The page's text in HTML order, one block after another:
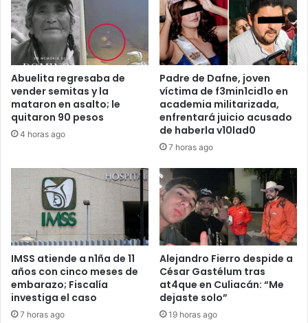
Abuelita regresaba de
vender semitas y la
mataron en asalto; le
quitaron 90 pesos
4 horas ago
Padre de Dafne, joven
víctima de f3min1cid1o en
academia militarizada,
enfrentará juicio acusado
de haberla v10lad0
7 horas ago
IMSS atiende a n1ña de 11
años con cinco meses de
embarazo; Fiscalía
investiga el caso
7 horas ago
Alejandro Fierro despide a
César Gastélum tras
at4que en Culiacán: “Me
dejaste solo”
19 horas ago